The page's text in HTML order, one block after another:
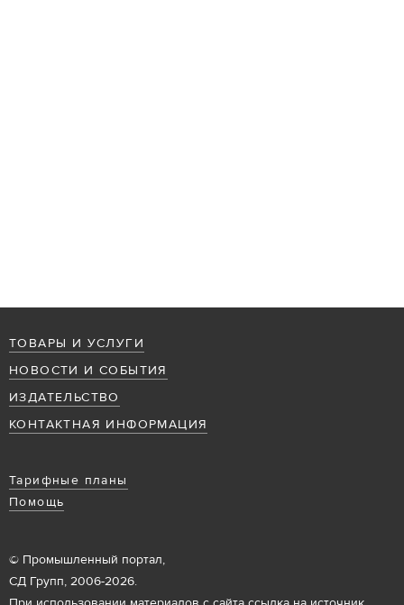
ТОВАРЫ И УСЛУГИ
НОВОСТИ И СОБЫТИЯ
ИЗДАТЕЛЬСТВО
КОНТАКТНАЯ ИНФОРМАЦИЯ
Тарифные планы
Помощь
© Промышленный портал,
СД Групп, 2006-2026.